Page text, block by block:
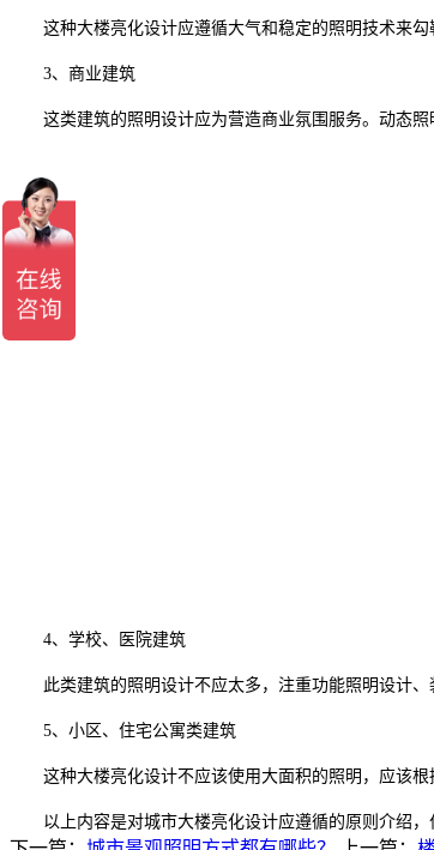
这种大楼亮化设计应遵循大气和稳定的照明技术来勾
3、商业建筑
这类建筑的照明设计应为营造商业氛围服务。动态照
4、学校、医院建筑
此类建筑的照明设计不应太多，注重功能照明设计、
5、小区、住宅公寓类建筑
这种大楼亮化设计不应该使用大面积的照明，应该根
以上内容是对城市大楼亮化设计应遵循的原则介绍，